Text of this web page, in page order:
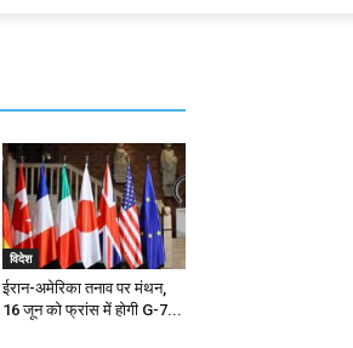
विदेश
ईरान-अमेरिका तनाव पर मंथन,
16 जून को फ्रांस में होगी G-7...